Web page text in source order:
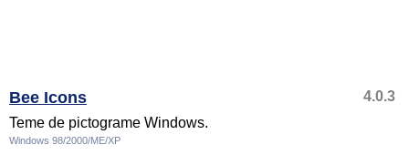
Bee Icons
4.0.3
Teme de pictograme Windows.
Windows 98/2000/ME/XP